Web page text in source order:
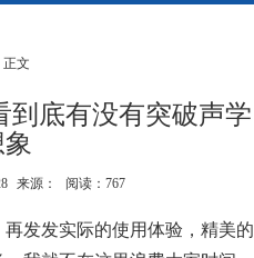
正文
到底有没有突破声学
来源： 阅读：767
发发实际的使用体验，精美的